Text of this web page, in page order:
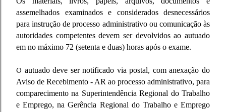
assemelhados examinados e considerados desnecessários
para instrução de processo administrativo ou comunicação às
autoridades competentes devem ser devolvidos ao autuado
em no máximo 72 (setenta e duas) horas após o exame.
O autuado deve ser notificado via postal, com anexação do
Aviso de Recebimento - AR ao processo administrativo, para
comparecimento na Superintendência Regional do Trabalho
e Emprego, na Gerência Regional do Trabalho e Emprego